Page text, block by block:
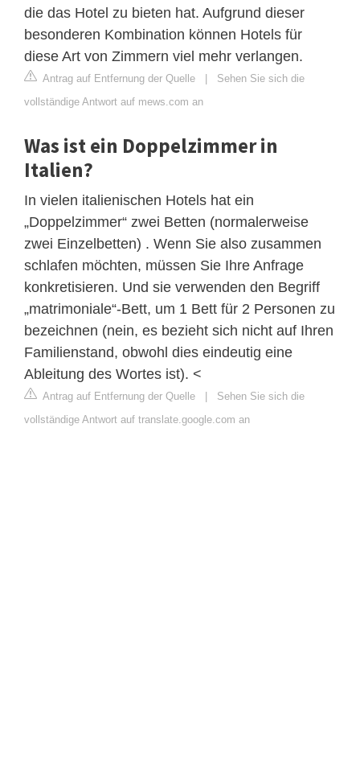
die das Hotel zu bieten hat. Aufgrund dieser
besonderen Kombination können Hotels für
diese Art von Zimmern viel mehr verlangen.
Antrag auf Entfernung der Quelle | Sehen Sie sich die
vollständige Antwort auf mews.com an
Was ist ein Doppelzimmer in
Italien?
In vielen italienischen Hotels hat ein
„Doppelzimmer“ zwei Betten (normalerweise
zwei Einzelbetten) . Wenn Sie also zusammen
schlafen möchten, müssen Sie Ihre Anfrage
konkretisieren. Und sie verwenden den Begriff
„matrimoniale“-Bett, um 1 Bett für 2 Personen zu
bezeichnen (nein, es bezieht sich nicht auf Ihren
Familienstand, obwohl dies eindeutig eine
Ableitung des Wortes ist). <
Antrag auf Entfernung der Quelle | Sehen Sie sich die
vollständige Antwort auf translate.google.com an